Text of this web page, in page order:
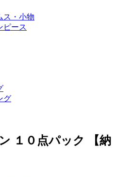
ス・小物
ピース
グ
１０点パック 【納